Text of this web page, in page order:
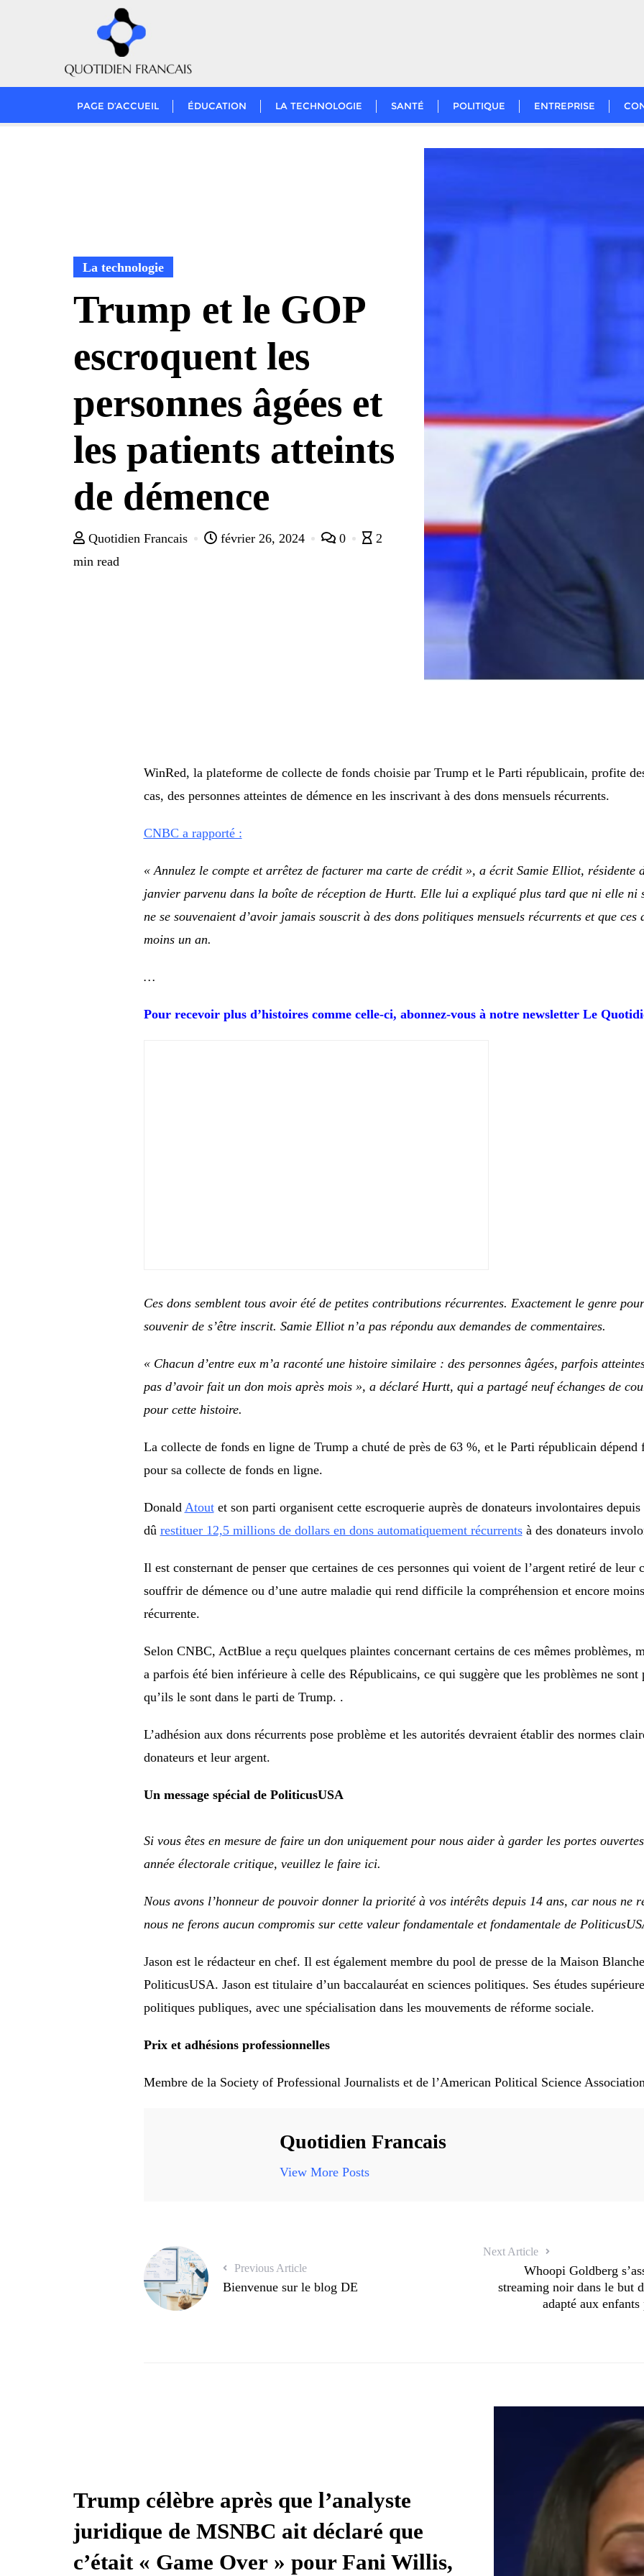
PAGE D’ACCUEIL ÉDUCATION LA TECHNOLOGIE SANTÉ POLITIQUE ENTREPRISE
La technologie
Trump et le GOP
escroquent les
personnes âgées et
les patients atteints
de démence
Quotidien Francais février 26, 2024 0
2
min read
WinRed, la plateforme de collecte de fonds choisie par Trump et le Parti républicain, profite
cas, des personnes atteintes de démence en les inscrivant à des dons mensuels récurrents.
CNBC a rapporté :
« Annulez le compte et arrêtez de facturer ma carte de crédit », a écrit Samie Elliot, résidente
janvier parvenu dans la boîte de réception de Hurtt. Elle lui a expliqué plus tard que ni elle ni
ne se souvenaient d’avoir jamais souscrit à des dons politiques mensuels récurrents et que
moins un an.
…
Pour recevoir plus d’histoires comme celle-ci, abonnez-vous à notre newsletter Le
Ces dons semblent tous avoir été de petites contributions récurrentes. Exactement le genre
souvenir de s’être inscrit. Samie Elliot n’a pas répondu aux demandes de commentaires.
« Chacun d’entre eux m’a raconté une histoire similaire : des personnes âgées, parfois
pas d’avoir fait un don mois après mois », a déclaré Hurtt, qui a partagé neuf échanges de
pour cette histoire.
La collecte de fonds en ligne de Trump a chuté de près de 63 %, et le Parti républicain dépend
pour sa collecte de fonds en ligne.
Donald Atoutet son parti organisent cette escroquerie auprès de donateurs involontaires
dû restituer 12,5 millions de dollars en dons automatiquement récurrentsà des donateurs
Il est consternant de penser que certaines de ces personnes qui voient de l’argent retiré de leur
souffrir de démence ou d’une autre maladie qui rend difficile la compréhension et encore
récurrente.
Selon CNBC, ActBlue a reçu quelques plaintes concernant certains de ces mêmes problèmes,
a parfois été bien inférieure à celle des Républicains, ce qui suggère que les problèmes ne sont
qu’ils le sont dans le parti de Trump. .
L’adhésion aux dons récurrents pose problème et les autorités devraient établir des normes
donateurs et leur argent.
Un message spécial de PoliticusUSA
Si vous êtes en mesure de faire un don uniquement pour nous aider à garder les portes
année électorale critique, veuillez le faire ici.
Nous avons l’honneur de pouvoir donner la priorité à vos intérêts depuis 14 ans, car nous ne
nous ne ferons aucun compromis sur cette valeur fondamentale et fondamentale de
Jason est le rédacteur en chef. Il est également membre du pool de presse de la Maison
PoliticusUSA. Jason est titulaire d’un baccalauréat en sciences politiques. Ses études
politiques publiques, avec une spécialisation dans les mouvements de réforme sociale.
Prix ​​​​et adhésions professionnelles
Membre de la Society of Professional Journalists et de l’American Political Science
Quotidien Francais
View More Posts
Previous Article
Bienvenue sur le blog DE
Next Article
Whoopi Goldberg
streaming noir dans le but
adapté aux
Trump célèbre après que l’analyste
juridique de MSNBC ait déclaré que
c’était « Game Over » pour Fani Willis,